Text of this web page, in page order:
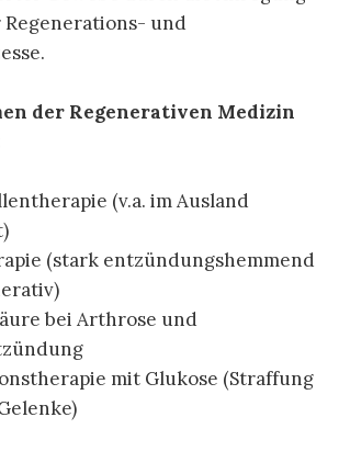
und
der Regenerativen Medizin
(v.a. im Ausland
(stark entzündungshemmend
bei Arthrose und
mit Glukose (Straffung